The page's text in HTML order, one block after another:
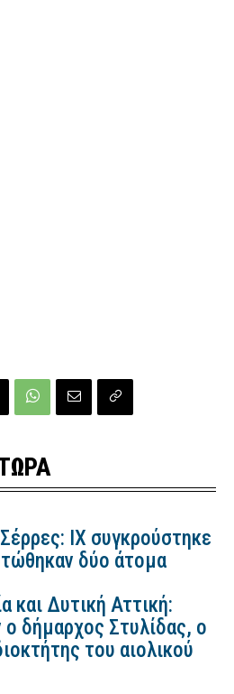
ΙΧ συγκρούστηκε
δύο άτομα
και Δυτική Αττική:
δήμαρχος Στυλίδας, ο
του αιολικού